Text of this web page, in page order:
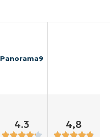
Panorama9
4.3 4,8